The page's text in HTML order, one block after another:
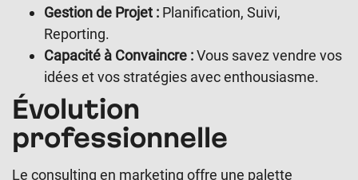
Gestion de Projet : Planification, Suivi,
Reporting.
Capacité à Convaincre :Vous savez vendre vos
idées et vos stratégies avec enthousiasme.
Évolution
professionnelle
Le consulting en marketing offre une palette